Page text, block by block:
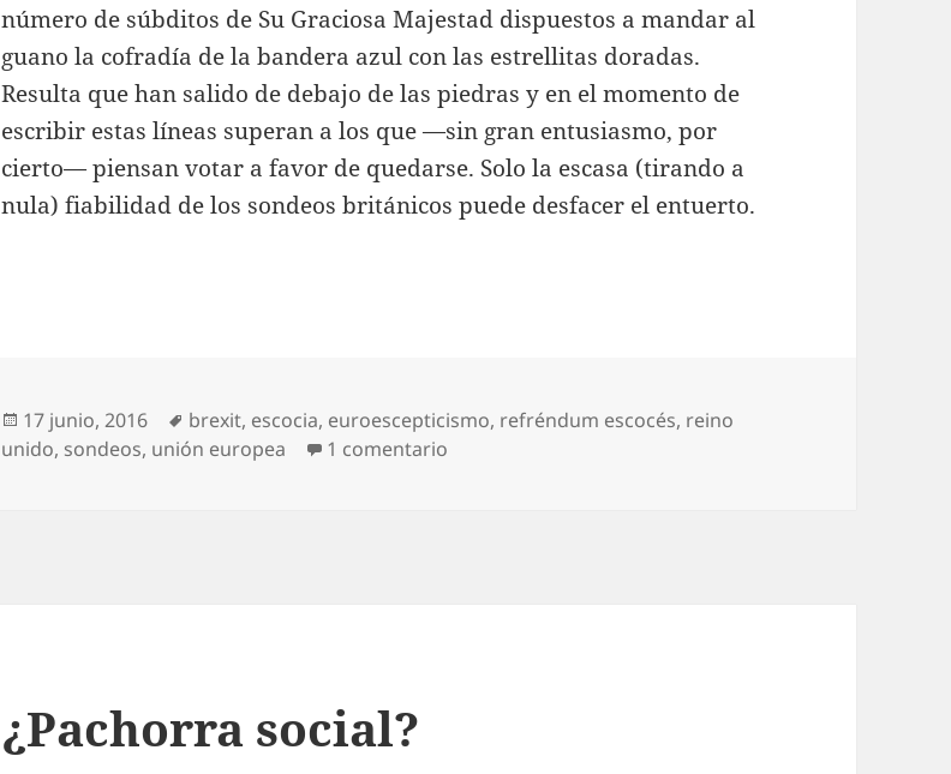
número de súbditos de Su Graciosa Majestad dispuestos a mandar al
guano la cofradía de la bandera azul con las estrellitas doradas.
Resulta que han salido de debajo de las piedras y en el momento de
escribir estas líneas superan a los que —sin gran entusiasmo, por
cierto— piensan votar a favor de quedarse. Solo la escasa (tirando a
nula) fiabilidad de los sondeos británicos puede desfacer el entuerto.
Publicado
el
17 junio, 2016 Etiquetas
brexit, escocia, euroescepticismo, refréndum escocés, reino
unido, sondeos, unión europea 1 comentario
¿Pachorra social?